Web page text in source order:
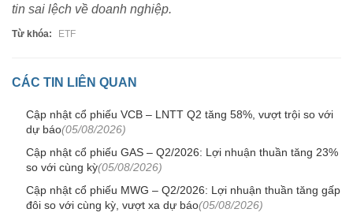
tin sai lệch về doanh nghiệp.
Từ khóa: ETF
CÁC TIN LIÊN QUAN
Cập nhật cổ phiếu VCB – LNTT Q2 tăng 58%, vượt trội so với
dự báo(05/08/2026)
Cập nhật cổ phiếu GAS – Q2/2026: Lợi nhuận thuần tăng 23%
so với cùng kỳ(05/08/2026)
Cập nhật cổ phiếu MWG – Q2/2026: Lợi nhuận thuần tăng gấp
đôi so với cùng kỳ, vượt xa dự báo(05/08/2026)